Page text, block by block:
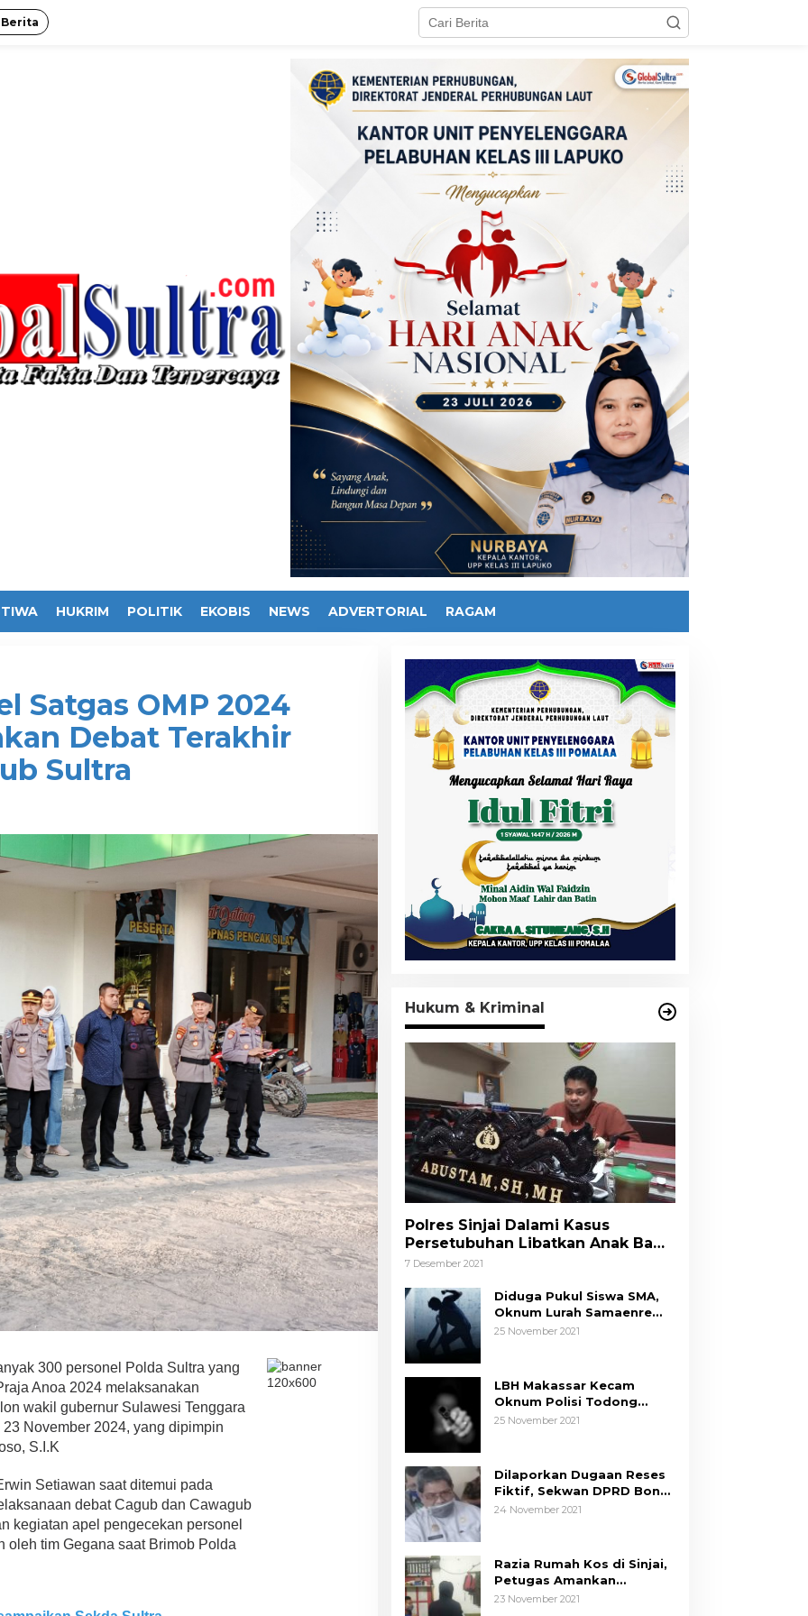
HUKRIM POLITIK EKOBIS NEWS ADVERTORIAL RAGAM
Satgas OMP 2024
Debat Terakhir
Sultra
300 personel Polda Sultra yang
Anoa 2024 melaksanakan
wakil gubernur Sulawesi Tenggara
November 2024, yang dipimpin
S.I.K
Setiawan saat ditemui pada
debat Cagub dan Cawagub
kegiatan apel pengecekan personel
tim Gegana saat Brimob Polda
Hukum & Kriminal
Polres Sinjai Dalami Kasus
Persetubuhan Libatkan Anak Bawa
Umur
7 Desember 2021
Diduga Pukul Siswa SMA,
Oknum Lurah Samaenre
Sinjai Dilaporkan ke Polisi
25 November 2021
LBH Makassar Kecam
Oknum Polisi Todong
Senjata Api ke Anak, Minta
25 November 2021
Dilaporkan Dugaan Reses
Fiktif, Sekwan DPRD Bone
Siap Berikan Data
24 November 2021
Razia Rumah Kos di Sinjai,
Petugas Amankan
Sepasang Mahasiswa,
23 November 2021